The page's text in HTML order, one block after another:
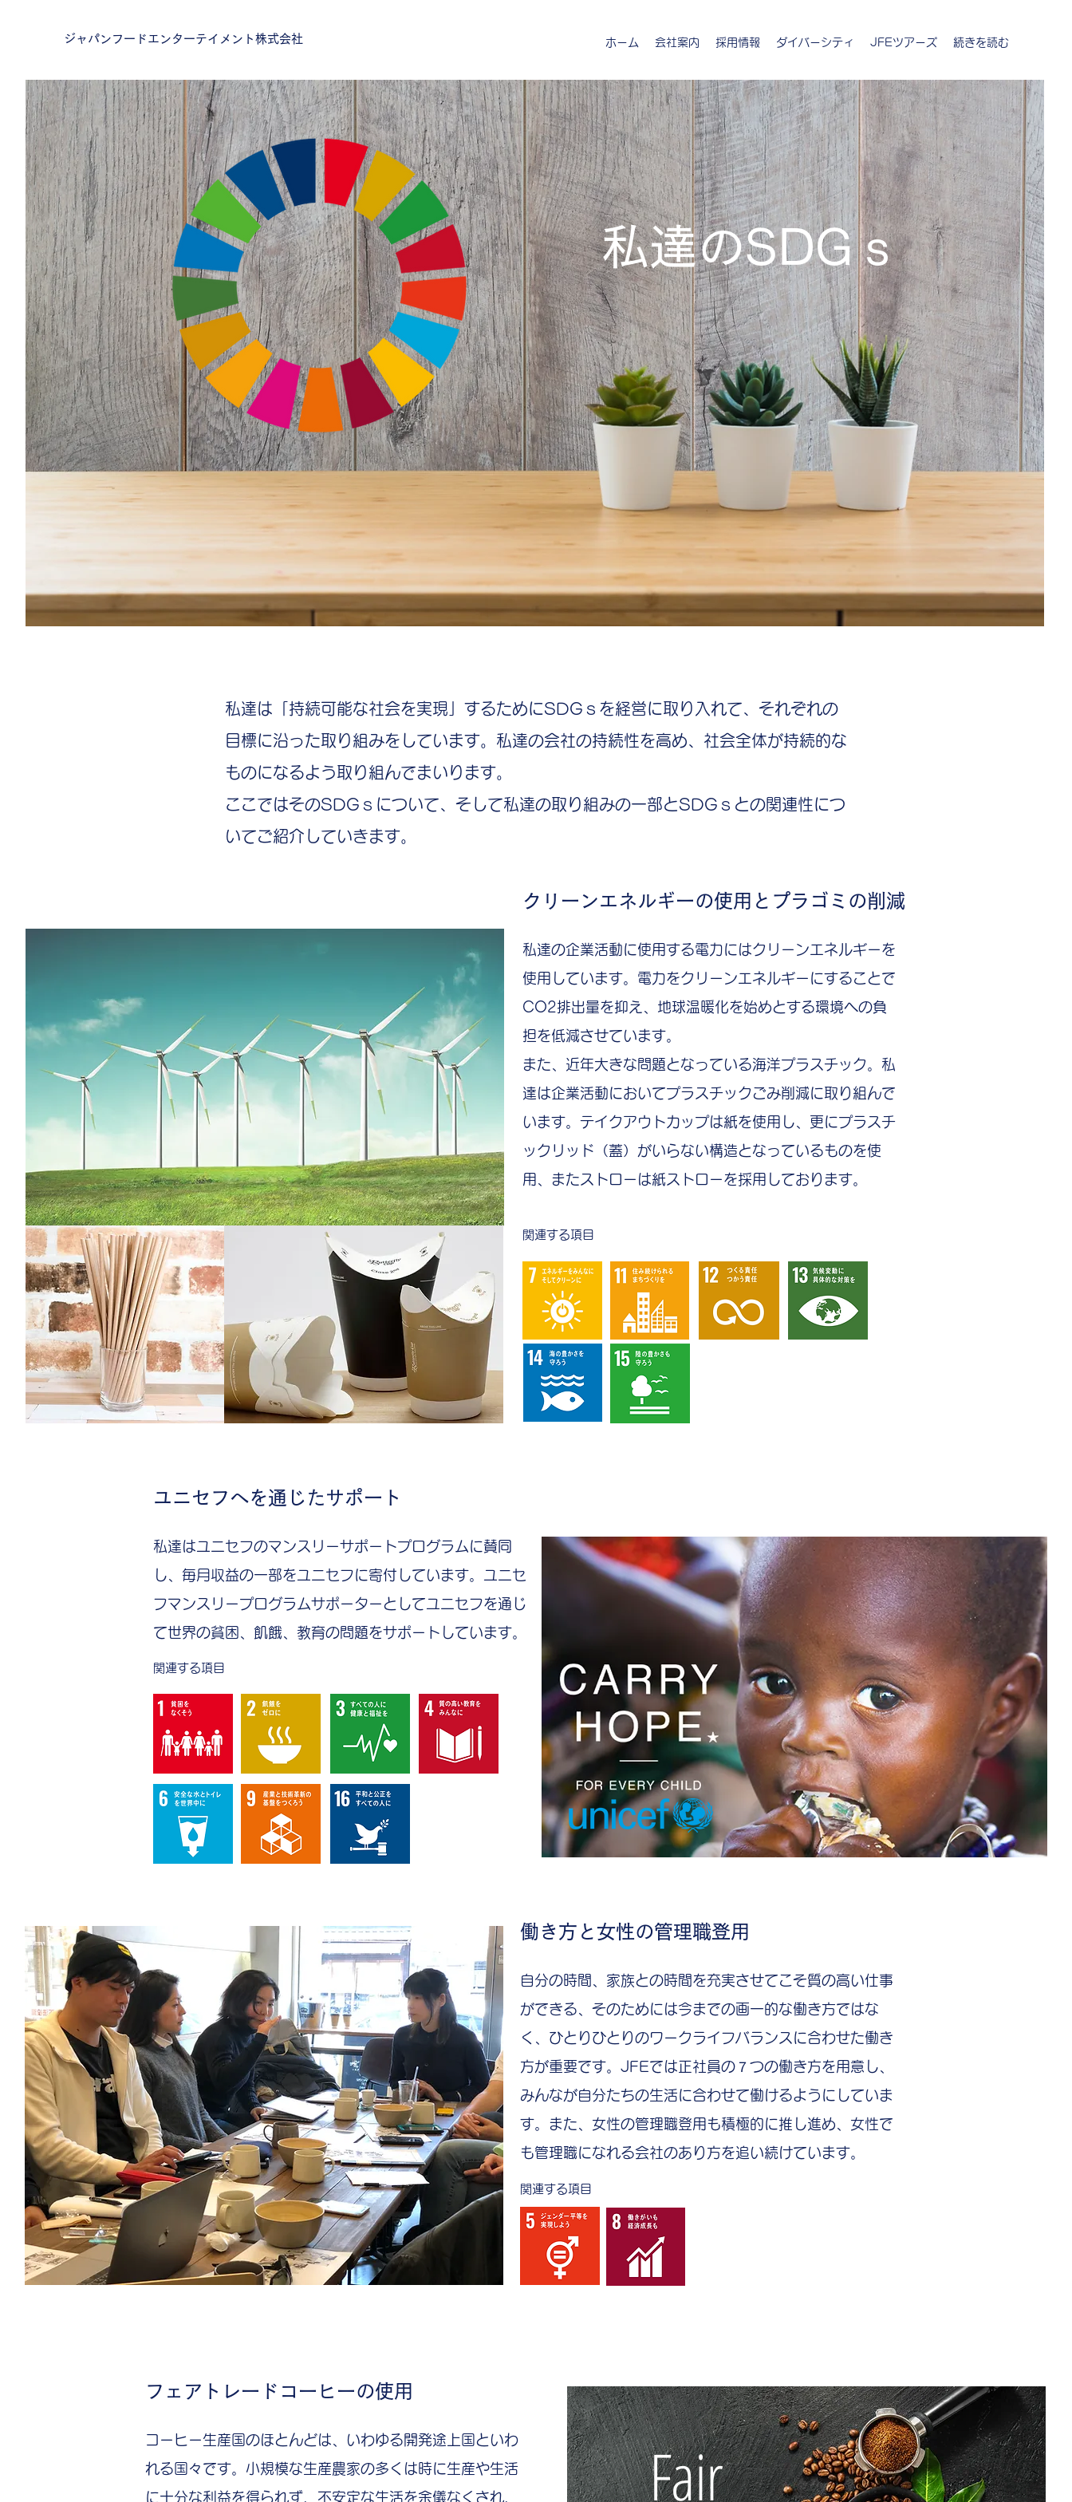
ジャパンフードエンターテイメント株式会社 ホーム 会社案内 採用情報 ダイバーシティ JFEツアーズ 続きを読む
​私達のSDGｓ
私達は「持続可能な社会を実現」するためにSDGｓを経営に取り入れて、それぞれの
目標に沿った取り組みをしています。私達の会社の持続性を高め、社会全体が持続的な
ものになるよう取り組んでまいります。
​ここではそのSDGｓについて、そして私達の取り組みの一部とSDGｓとの関連性につ
いてご紹介していきます。
クリーンエネルギーの使用とプラゴミの削減
私達の企業活動に使用する電力にはクリーンエネルギーを
使用しています。電力をクリーンエネルギーにすることで
CO2排出量を抑え、地球温暖化を始めとする環境への負
担を低減させています。
​また、近年大きな問題となっている海洋プラスチック。私
達は企業活動においてプラスチックごみ削減に取り組んで
います。テイクアウトカップは紙を使用し、更にプラスチ
ックリッド（蓋）がいらない構造となっているものを使
用、またストローは紙ストローを採用しております。
関連する項目
​ユニセフへを通じたサポート
私達はユニセフのマンスリーサポートプログラムに賛同
し、毎月収益の一部をユニセフに寄付しています。ユニセ
フマンスリープログラムサポーターとしてユニセフを通じ
て世界の貧困、飢餓、教育の問題をサポートしています。
関連する項目
働き方と女性の管理職登用
​自分の時間、家族との時間を充実させてこそ質の高い仕事
ができる、そのためには今までの画一的な働き方ではな
く、ひとりひとりのワークライフバランスに合わせた働き
方が重要です。JFEでは正社員の７つの働き方を用意し、
みんなが自分たちの生活に合わせて働けるようにしていま
す。また、女性の管理職登用も積極的に推し進め、女性で
も管理職になれる会社のあり方を追い続けています。
関連する項目
フェアトレードコーヒーの使用
コーヒー生産国のほとんどは、いわゆる開発途上国といわ
れる国々です。小規模な生産農家の多くは時に生産や生活
に十分な利益を得られず、不安定な生活を余儀なくされ、
Fair